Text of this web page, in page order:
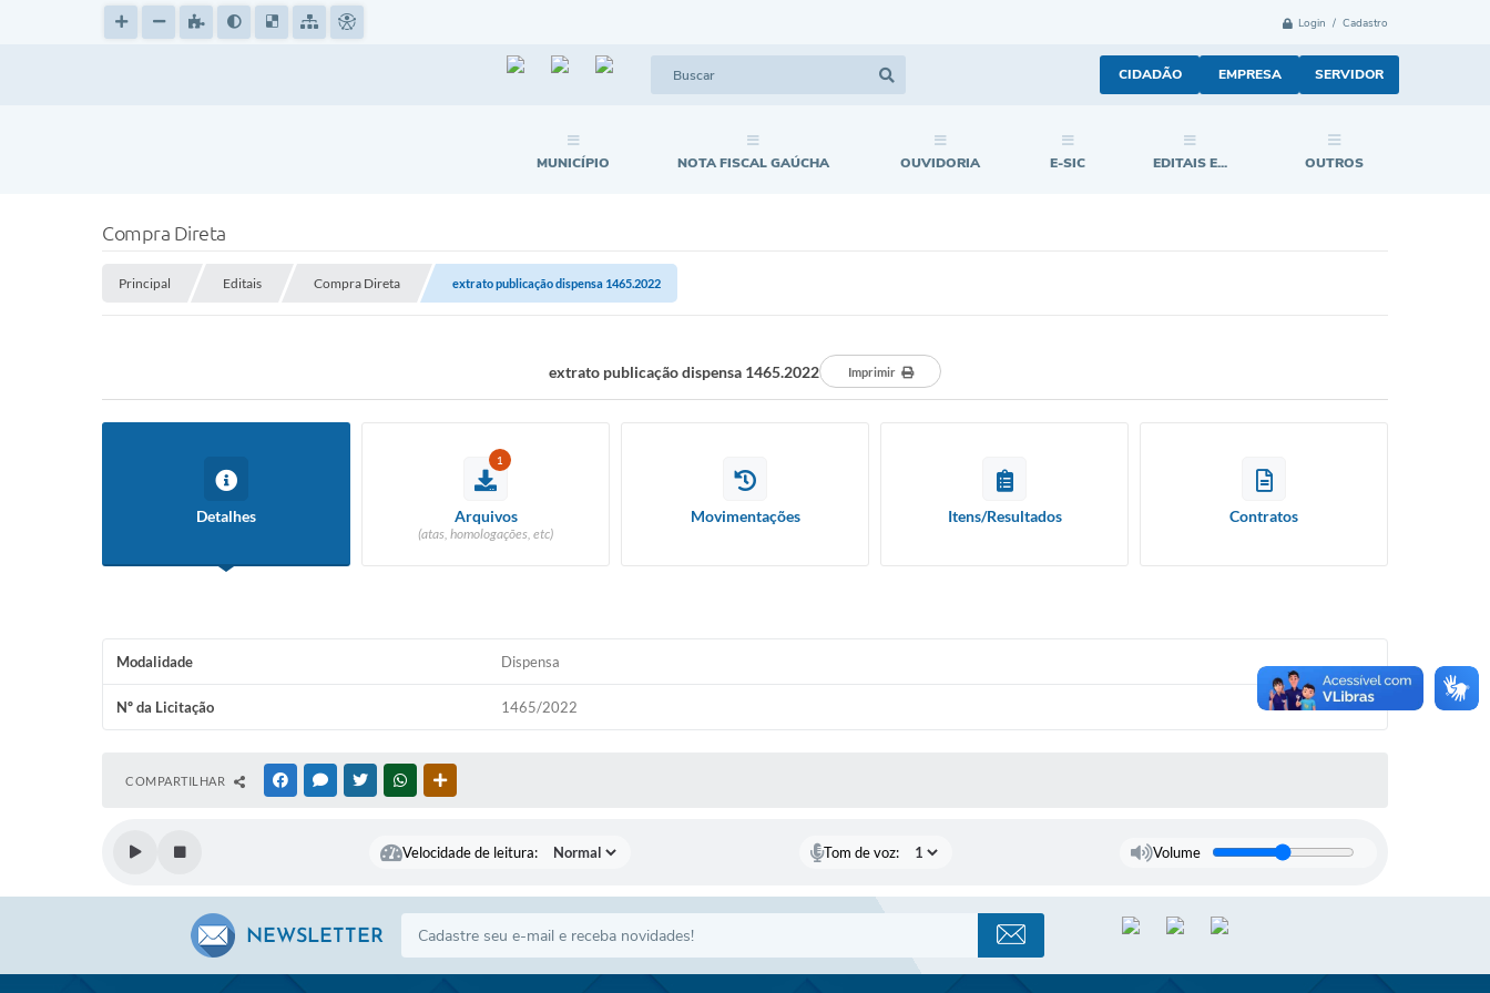
Login / Cadastro
CIDADÃO EMPRESA SERVIDOR
MUNICÍPIO NOTA FISCAL GAÚCHA OUVIDORIA E-SIC EDITAIS E... OUTROS
Compra Direta
Principal Editais Compra Direta extrato publicação dispensa 1465.2022
extrato publicação dispensa 1465.2022 Imprimir
Detalhes
1
Arquivos
(atas, homologações, etc)
Movimentações Itens/Resultados Contratos
Modalidade Dispensa
Nº da Licitação 1465/2022
COMPARTILHAR FACEBOOKMESSENGER
TWITTERWHATSAPP
Velocidade de leitura: Tom de voz: Volume
NEWSLETTER